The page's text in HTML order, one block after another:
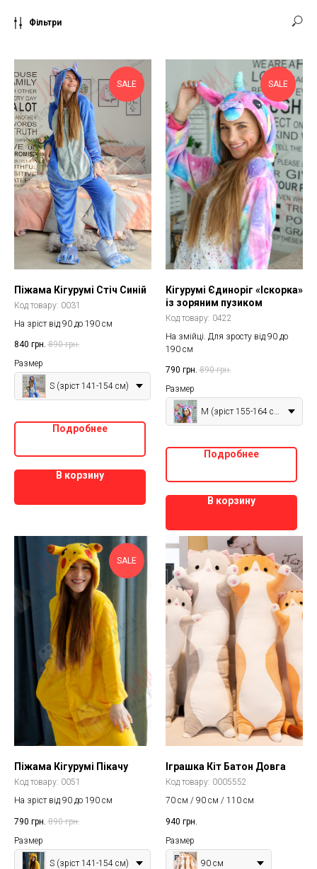
Фільтри
SALE
Піжама Кігурумі Стіч Синій
Код товару: 0031
На зріст від 90 до 190 см
840 грн. 890 грн.
Размер
S (зріст 141-154 см)
Подробнее
В корзину
SALE
Кігурумі Єдиноріг «Іскорка»
із зоряним пузиком
Код товару: 0422
На змійці. Для зросту від 90 до
190 см
790 грн. 890 грн.
Размер
M (зріст 155-164 см)
Подробнее
В корзину
SALE
Піжама Кігурумі Пікачу
Код товару: 0051
На зріст від 90 до 190 см
790 грн. 890 грн.
Размер
S (зріст 141-154 см)
Іграшка Кіт Батон Довга
Код товару: 0005552
70 см / 90 см / 110 см
940 грн.
Размер
90 см